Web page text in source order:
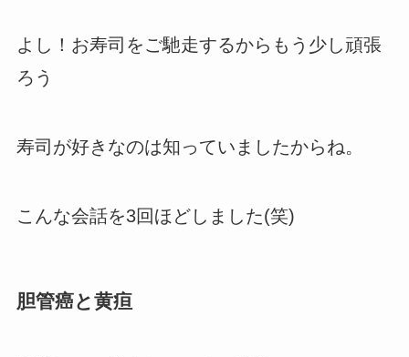
よし！お寿司をご馳走するからもう少し頑張
ろう
寿司が好きなのは知っていましたからね。
こんな会話を3回ほどしました(笑)
胆管癌と黄疸